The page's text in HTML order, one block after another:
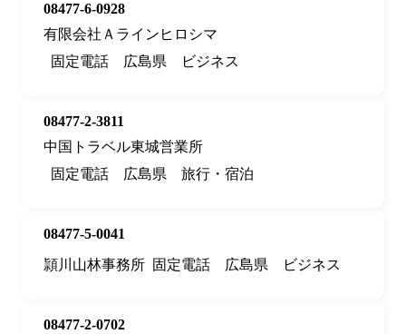
08477-6-0928
有限会社Ａラインヒロシマ
固定電話
広島県 ビジネス
08477-2-3811
中国トラベル東城営業所
固定電話
広島県 旅行・宿泊
08477-5-0041
頴川山林事務所 固定電話 広島県 ビジネス
08477-2-0702